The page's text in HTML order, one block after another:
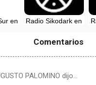
en
Radio Sikodark en
Comentarios
PALOMINO dijo…